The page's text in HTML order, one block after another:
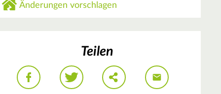
Änderungen vorschlagen
Teilen